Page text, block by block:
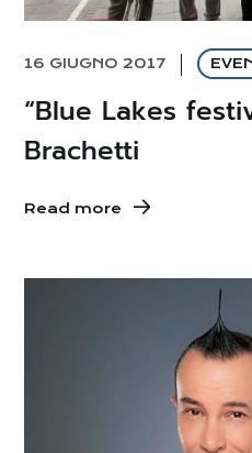
16 GIUGNO 2017
“Blue Lakes
Brachetti
Read more